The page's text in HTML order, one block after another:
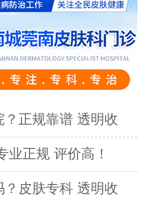
正规靠谱 透明收
业正规 评价高！
皮肤专科 透明收